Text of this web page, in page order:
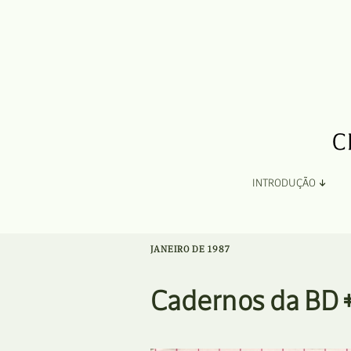
INTRODUÇÃO
Ficha Técnica e Apoios
JANEIRO DE 1987
Cadernos da BD